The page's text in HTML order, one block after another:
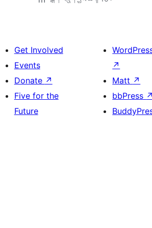
Get Involved
Events
Donate ↗
Five for the
Future
↗
Matt ↗
bbPress ↗